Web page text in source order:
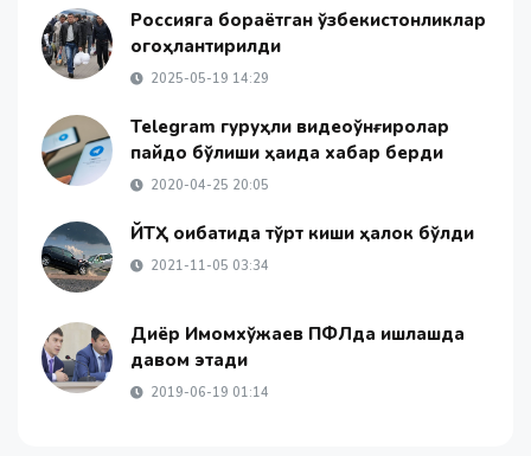
Россияга бораётган ўзбекистонликлар
огоҳлантирилди
2025-05-19 14:29
Telegram гуруҳли видеоқўнғироқлар
пайдо бўлиши ҳақида хабар берди
2020-04-25 20:05
ЙТҲ оқибатида тўрт киши ҳалок бўлди
2021-11-05 03:34
Диёр Имомхўжаев ПФЛда ишлашда
давом этади
2019-06-19 01:14